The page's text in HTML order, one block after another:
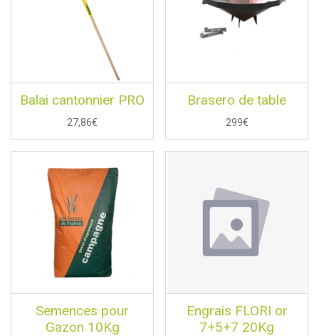
Balai cantonnier PRO
27,86€
Brasero de table
299€
Semences pour
Gazon 10Kg
Engrais FLORI or
7+5+7 20Kg